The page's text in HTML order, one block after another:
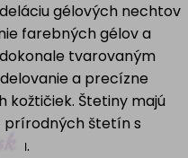
gélových nechtov
farebných gélov a
tvarovaným
a precízne
Štetiny majú
prírodných štetín s